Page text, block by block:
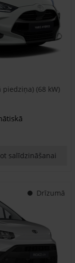
piedziņa) (68 kW)
salīdzināšanai
Drīzumā